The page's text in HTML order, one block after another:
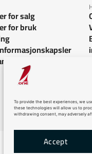
To provide the best experiences, we
these technologies will allow us to
withdrawing consent, may adversely
Accept
for salg
for bruk